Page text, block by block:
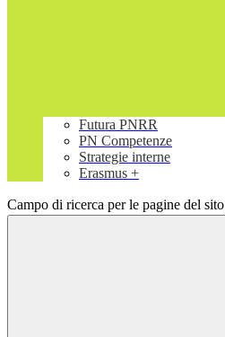
Futura PNRR
PN Competenze
Strategie interne
Erasmus +
Campo di ricerca per le pagine del sito